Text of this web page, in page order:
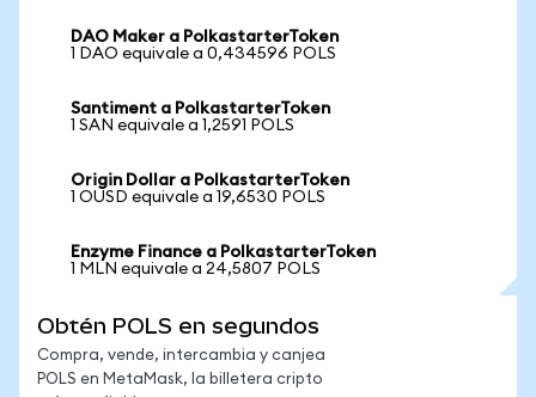
DAO Maker a PolkastarterToken
1 DAO equivale a 0,434596 POLS
Santiment a PolkastarterToken
1 SAN equivale a 1,2591 POLS
Origin Dollar a PolkastarterToken
1 OUSD equivale a 19,6530 POLS
Enzyme Finance a PolkastarterToken
1 MLN equivale a 24,5807 POLS
Obtén POLS en segundos
Compra, vende, intercambia y canjea
POLS en MetaMask, la billetera cripto